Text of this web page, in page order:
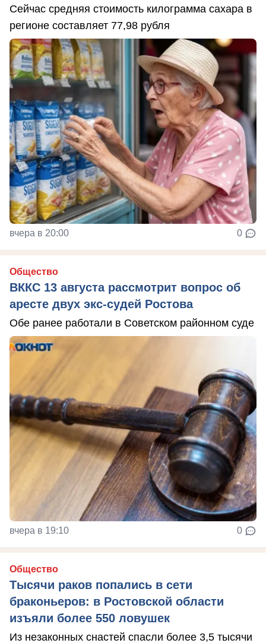
Сейчас средняя стоимость килограмма сахара в
регионе составляет 77,98 рубля
вчера в 20:00 0
Общество
ВККС 13 августа рассмотрит вопрос об
аресте двух экс-судей Ростова
Обе ранее работали в Советском районном суде
вчера в 19:10 0
Общество
Тысячи раков попались в сети
браконьеров: в Ростовской области
изъяли более 550 ловушек
Из незаконных снастей спасли более 3,5 тысячи